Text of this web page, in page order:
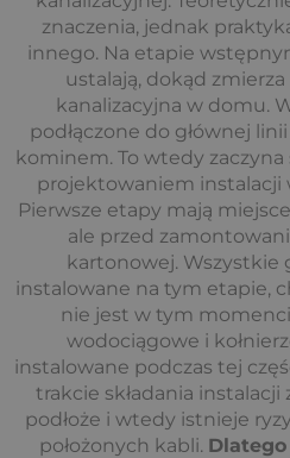
znaczenia, jednak
innego. Na etapie
ustalają, dokąd
kanalizacyjna w domu.
podłączone do głównej
kominem. To wtedy zaczyna
projektowaniem instalacji
Pierwsze etapy mają
ale przed
kartonowej. Wszystkie
instalowane na tym etapie,
nie jest w tym
wodociągowe i
instalowane podczas tej
trakcie składania instalacji
podłoże i wtedy istnieje
położonych kabli.